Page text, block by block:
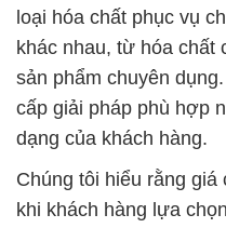
loại hóa chất phục vụ
khác nhau, từ hóa chất
sản phẩm chuyên
cấp giải pháp phù hợp
dạng của khách hàng.
Chúng tôi hiểu rằng giá
khi khách hàng lựa